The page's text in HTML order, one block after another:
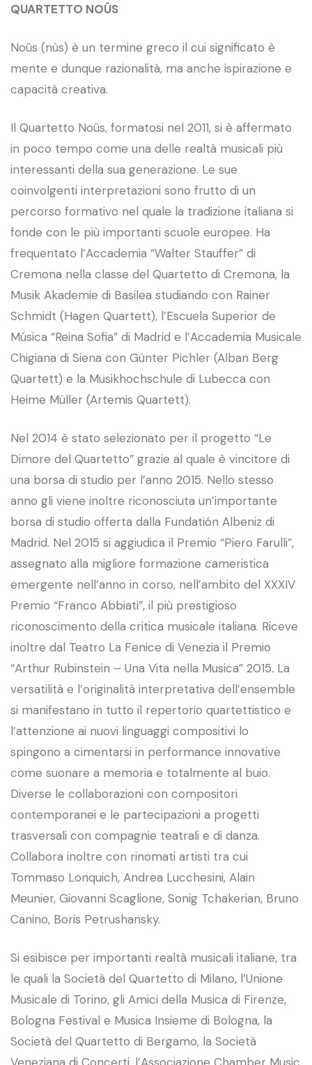
QUARTETTO NOÛS
Noûs (nùs) è un termine greco il cui significato è
mente e dunque razionalità, ma anche ispirazione e
capacità creativa.
Il Quartetto Noûs, formatosi nel 2011, si è affermato
in poco tempo come una delle realtà musicali più
interessanti della sua generazione. Le sue
coinvolgenti interpretazioni sono frutto di un
percorso formativo nel quale la tradizione italiana si
fonde con le più importanti scuole europee. Ha
frequentato l’Accademia “Walter Stauffer” di
Cremona nella classe del Quartetto di Cremona, la
Musik Akademie di Basilea studiando con Rainer
Schmidt (Hagen Quartett), l’Escuela Superior de
Música “Reina Sofia” di Madrid e l’Accademia Musicale
Chigiana di Siena con Günter Pichler (Alban Berg
Quartett) e la Musikhochschule di Lubecca con
Heime Müller (Artemis Quartett).
Nel 2014 è stato selezionato per il progetto “Le
Dimore del Quartetto” grazie al quale è vincitore di
una borsa di studio per l’anno 2015. Nello stesso
anno gli viene inoltre riconosciuta un’importante
borsa di studio offerta dalla Fundatión Albeniz di
Madrid. Nel 2015 si aggiudica il Premio “Piero Farulli”,
assegnato alla migliore formazione cameristica
emergente nell’anno in corso, nell’ambito del XXXIV
Premio “Franco Abbiati”, il più prestigioso
riconoscimento della critica musicale italiana. Riceve
inoltre dal Teatro La Fenice di Venezia il Premio
“Arthur Rubinstein – Una Vita nella Musica” 2015. La
versatilità e l’originalità interpretativa dell’ensemble
si manifestano in tutto il repertorio quartettistico e
l’attenzione ai nuovi linguaggi compositivi lo
spingono a cimentarsi in performance innovative
come suonare a memoria e totalmente al buio.
Diverse le collaborazioni con compositori
contemporanei e le partecipazioni a progetti
trasversali con compagnie teatrali e di danza.
Collabora inoltre con rinomati artisti tra cui
Tommaso Lonquich, Andrea Lucchesini, Alain
Meunier, Giovanni Scaglione, Sonig Tchakerian, Bruno
Canino, Boris Petrushansky.
Si esibisce per importanti realtà musicali italiane, tra
le quali la Società del Quartetto di Milano, l’Unione
Musicale di Torino, gli Amici della Musica di Firenze,
Bologna Festival e Musica Insieme di Bologna, la
Società del Quartetto di Bergamo, la Società